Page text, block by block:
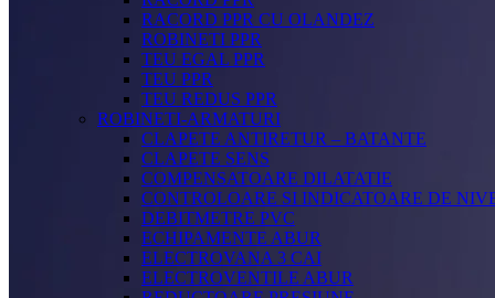
RACORD PPR CU OLANDEZ
ROBINETI PPR
TEU EGAL PPR
TEU PPR
TEU REDUS PPR
ROBINETI-ARMATURI
CLAPETE ANTIRETUR – BATANTE
CLAPETE SENS
COMPENSATOARE DILATATIE
CONTROLOARE SI INDICATOARE DE
DEBITMETRE PVC
ECHIPAMENTE ABUR
ELECTROVANA 3 CAI
ELECTROVENTILE ABUR